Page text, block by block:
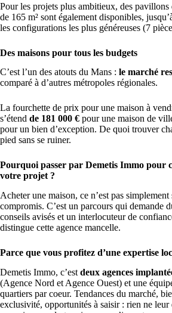
Pour les projets plus ambitieux, des pavillons
de 165 m² sont également disponibles,
les configurations les plus généreuses (7
Des maisons pour tous les budgets
C’est l’un des atouts du Mans : le marché
comparé à d’autres métropoles régionales.
La fourchette de prix pour une maison à
s’étend de 181 000 € pour une maison de
pour un bien d’exception. De quoi trouver
pied sans se ruiner.
Pourquoi passer par Demetis Immo pour
votre projet ?
Acheter une maison, ce n’est pas simplement
compromis. C’est un parcours qui demande
conseils avisés et un interlocuteur de
distingue cette agence mancelle.
Parce que vous profitez d’une expertise
Demetis Immo, c’est deux agences
(Agence Nord et Agence Ouest) et une
quartiers par coeur. Tendances du marché,
exclusivité, opportunités à saisir : rien ne leur